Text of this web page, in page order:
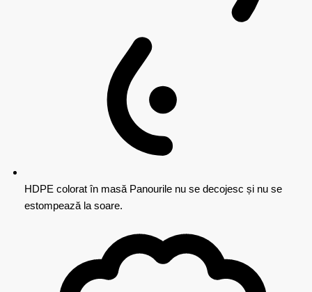
HDPE colorat în masă Panourile nu se decojesc și nu se
estompează la soare.